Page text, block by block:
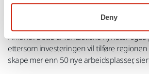
Deny
klart for produksjon i slutten av 2025.
Finland. Dette er fantastiske nyheter
ettersom investeringen vil tilføre
skape mer enn 50 nye arbeidsplasser,